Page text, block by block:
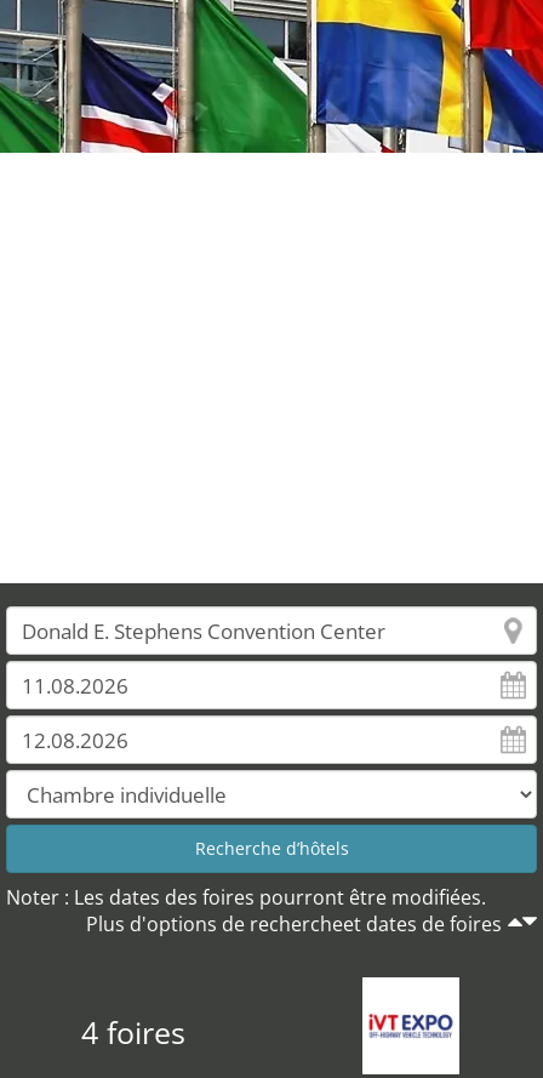
Noter : Les dates des foires pourront être modifiées.
Plus d'options de rechercheet dates de foires
4 foires